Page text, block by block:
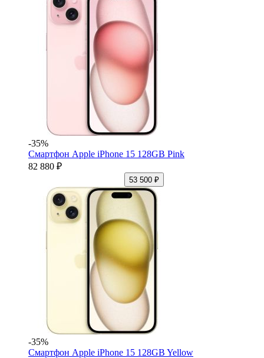
-35%
Смартфон Apple iPhone 15 128GB Pink
82 880 ₽
53 500 ₽
-35%
Смартфон Apple iPhone 15 128GB Yellow